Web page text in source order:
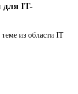
IT-
из области IT